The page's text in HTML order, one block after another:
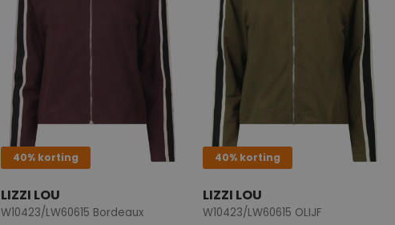
40% korting
LIZZI LOU
W10423/LW60615 Bordeaux
40% korting
LIZZI LOU
W10423/LW60615 OLIJF